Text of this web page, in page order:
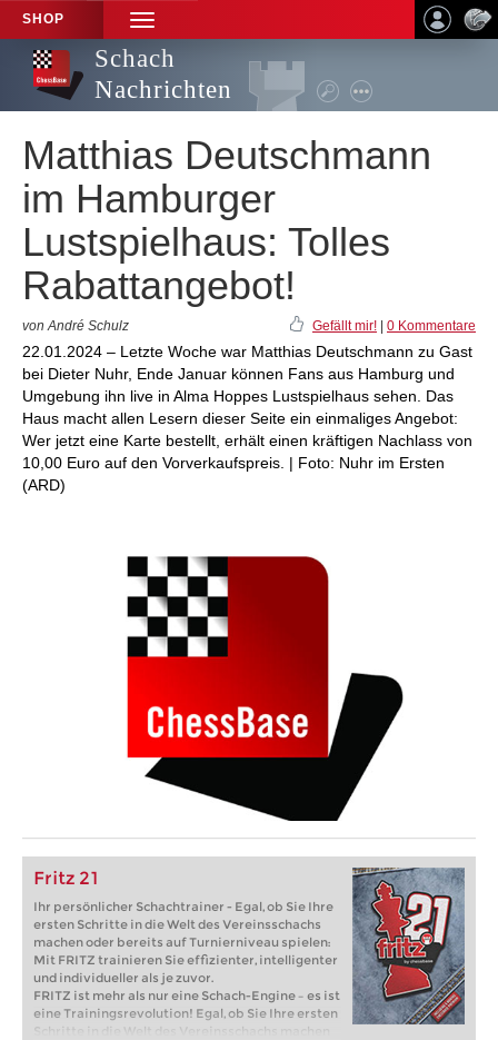
SHOP
TOGGLE
NAVIGATION
Schach
Nachrichten
Matthias Deutschmann
im Hamburger
Lustspielhaus: Tolles
Rabattangebot!
von André Schulz Gefällt mir! 0 Kommentare
22.01.2024 – Letzte Woche war Matthias Deutschmann zu Gast
bei Dieter Nuhr, Ende Januar können Fans aus Hamburg und
Umgebung ihn live in Alma Hoppes Lustspielhaus sehen. Das
Haus macht allen Lesern dieser Seite ein einmaliges Angebot:
Wer jetzt eine Karte bestellt, erhält einen kräftigen Nachlass von
10,00 Euro auf den Vorverkaufspreis. | Foto: Nuhr im Ersten
(ARD)
Fritz 21
Ihr persönlicher Schachtrainer - Egal, ob Sie Ihre
ersten Schritte in die Welt des Vereinsschachs
machen oder bereits auf Turnierniveau spielen:
Mit FRITZ trainieren Sie effizienter, intelligenter
und individueller als je zuvor.
FRITZ ist mehr als nur eine Schach-Engine – es ist
eine Trainingsrevolution! Egal, ob Sie Ihre ersten
Schritte in die Welt des Vereinsschachs machen